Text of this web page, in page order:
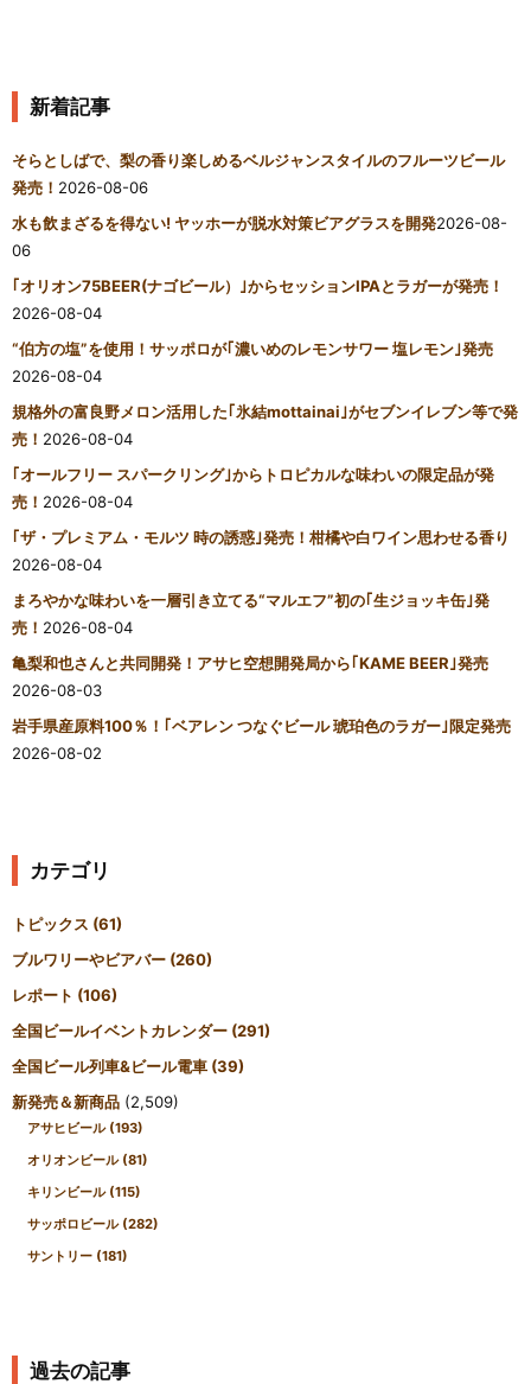
新着記事
そらとしばで、梨の香り楽しめるベルジャンスタイルのフルーツビール
発売！ 2026-08-06
水も飲まざるを得ない! ヤッホーが脱水対策ビアグラスを開発2026-08-
06
｢オリオン75BEER(ナゴビール）｣からセッションIPAとラガーが発売！
2026-08-04
“伯方の塩”を使用！サッポロが｢濃いめのレモンサワー 塩レモン｣発売
2026-08-04
規格外の富良野メロン活用した｢氷結mottainai｣がセブンイレブン等で発
売！ 2026-08-04
｢オールフリー スパークリング｣からトロピカルな味わいの限定品が発
売！ 2026-08-04
｢ザ・プレミアム・モルツ 時の誘惑｣発売！柑橘や白ワイン思わせる香り
2026-08-04
まろやかな味わいを一層引き立てる“マルエフ”初の｢生ジョッキ缶｣発
売！ 2026-08-04
亀梨和也さんと共同開発！アサヒ空想開発局から｢KAME BEER｣発売
2026-08-03
岩手県産原料100％！｢ベアレン つなぐビール 琥珀色のラガー｣限定発売
2026-08-02
カテゴリ
トピックス (61)
ブルワリーやビアバー (260)
レポート (106)
全国ビールイベントカレンダー (291)
全国ビール列車&ビール電車 (39)
新発売＆新商品 (2,509)
アサヒビール (193)
オリオンビール (81)
キリンビール (115)
サッポロビール (282)
サントリー (181)
過去の記事